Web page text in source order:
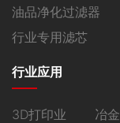
油品净化过滤器
行业专用滤芯
行业应用
3D打印业 冶